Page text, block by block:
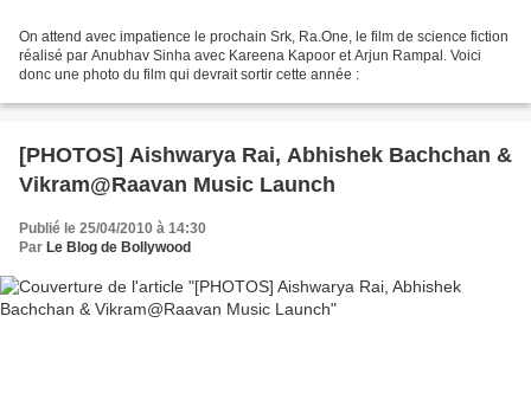
On attend avec impatience le prochain Srk, Ra.One, le film de science fiction
réalisé par Anubhav Sinha avec Kareena Kapoor et Arjun Rampal. Voici
donc une photo du film qui devrait sortir cette année :
[PHOTOS] Aishwarya Rai, Abhishek Bachchan &
Vikram@Raavan Music Launch
Publié le 25/04/2010 à 14:30
Par Le Blog de Bollywood